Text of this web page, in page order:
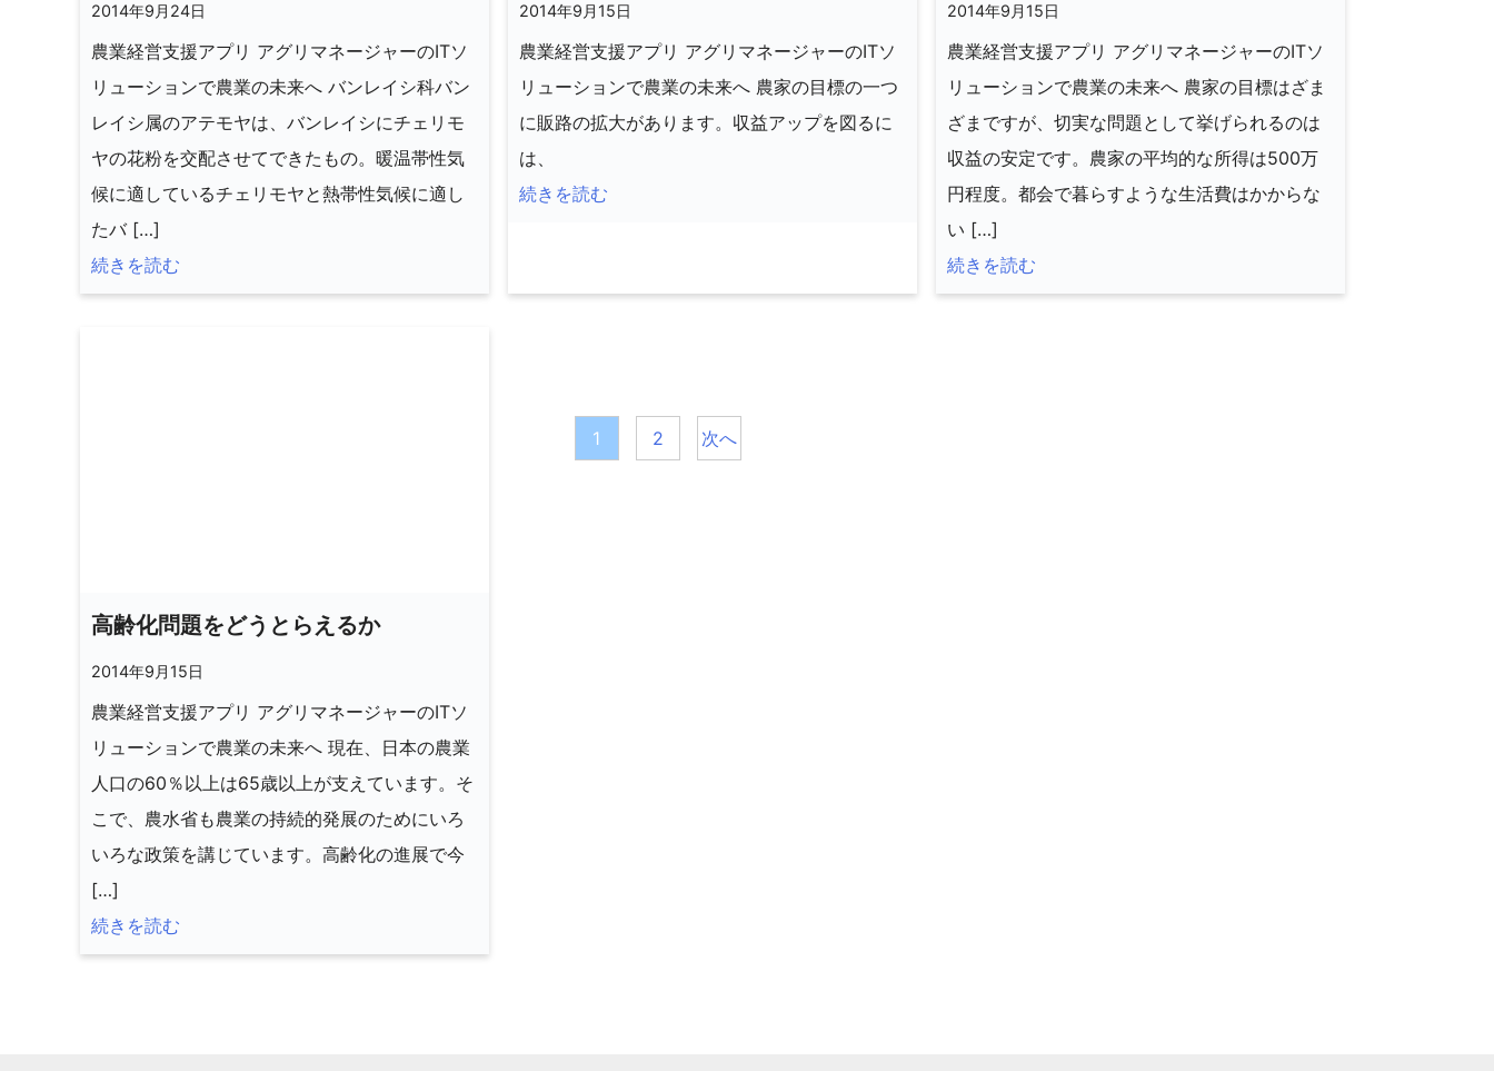
2014年9月24日
農業経営支援アプリ アグリマネージャーのITソ
リューションで農業の未来へ バンレイシ科バン
レイシ属のアテモヤは、バンレイシにチェリモ
ヤの花粉を交配させてできたもの。暖温帯性気
候に適しているチェリモヤと熱帯性気候に適し
たバ […]
続きを読む
2014年9月15日
農業経営支援アプリ アグリマネージャーのITソ
リューションで農業の未来へ 農家の目標の一つ
に販路の拡大があります。収益アップを図るに
は、
続きを読む
2014年9月15日
農業経営支援アプリ アグリマネージャーのITソ
リューションで農業の未来へ 農家の目標はざま
ざまですが、切実な問題として挙げられるのは
収益の安定です。農家の平均的な所得は500万
円程度。都会で暮らすような生活費はかからな
い […]
続きを読む
高齢化問題をどうとらえるか
2014年9月15日
農業経営支援アプリ アグリマネージャーのITソ
リューションで農業の未来へ 現在、日本の農業
人口の60％以上は65歳以上が支えています。そ
こで、農水省も農業の持続的発展のためにいろ
いろな政策を講じています。高齢化の進展で今
[…]
続きを読む
投
稿
1 2 次へ